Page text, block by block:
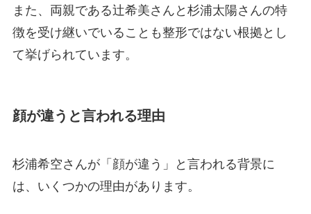
また、両親である辻希美さんと杉浦太陽さんの特
徴を受け継いでいることも整形ではない根拠とし
て挙げられています。
顔が違うと言われる理由
杉浦希空さんが「顔が違う」と言われる背景に
は、いくつかの理由があります。